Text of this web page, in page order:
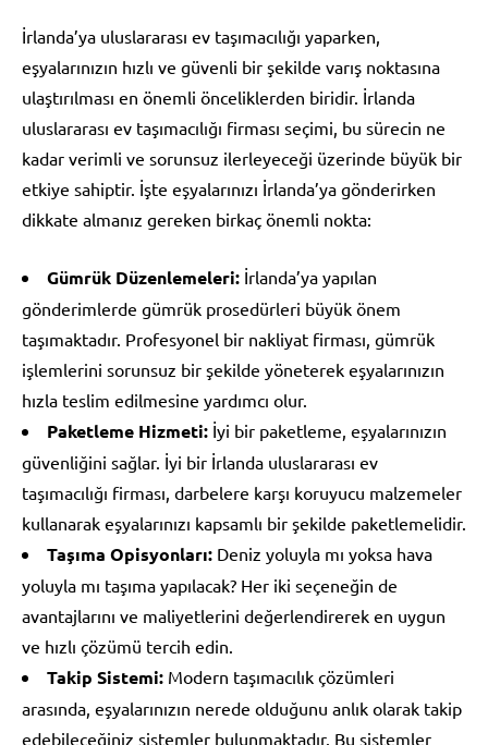
İrlanda’ya uluslararası ev taşımacılığı yaparken,
eşyalarınızın hızlı ve güvenli bir şekilde varış noktasına
ulaştırılması en önemli önceliklerden biridir. İrlanda
uluslararası ev taşımacılığı firması seçimi, bu sürecin ne
kadar verimli ve sorunsuz ilerleyeceği üzerinde büyük bir
etkiye sahiptir. İşte eşyalarınızı İrlanda’ya gönderirken
dikkate almanız gereken birkaç önemli nokta:
Gümrük Düzenlemeleri: İrlanda’ya yapılan
gönderimlerde gümrük prosedürleri büyük önem
taşımaktadır. Profesyonel bir nakliyat firması, gümrük
işlemlerini sorunsuz bir şekilde yöneterek eşyalarınızın
hızla teslim edilmesine yardımcı olur.
Paketleme Hizmeti: İyi bir paketleme, eşyalarınızın
güvenliğini sağlar. İyi bir İrlanda uluslararası ev
taşımacılığı firması, darbelere karşı koruyucu malzemeler
kullanarak eşyalarınızı kapsamlı bir şekilde paketlemelidir.
Taşıma Opisyonları: Deniz yoluyla mı yoksa hava
yoluyla mı taşıma yapılacak? Her iki seçeneğin de
avantajlarını ve maliyetlerini değerlendirerek en uygun
ve hızlı çözümü tercih edin.
Takip Sistemi: Modern taşımacılık çözümleri
arasında, eşyalarınızın nerede olduğunu anlık olarak takip
edebileceğiniz sistemler bulunmaktadır. Bu sistemler